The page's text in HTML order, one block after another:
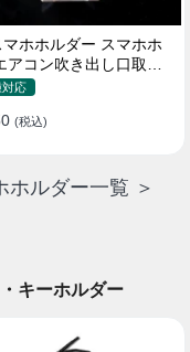
ホホルダー スマホホ
アコン吹き出し口取り
機種 可愛い アニメ
対応
(税込)
ホルダー一覧 ＞
キーホルダー